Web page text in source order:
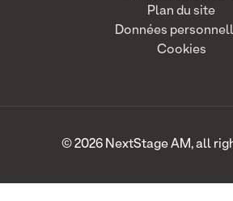
Plan du site
Données
Cookies
© 2026 NextStage AM, all